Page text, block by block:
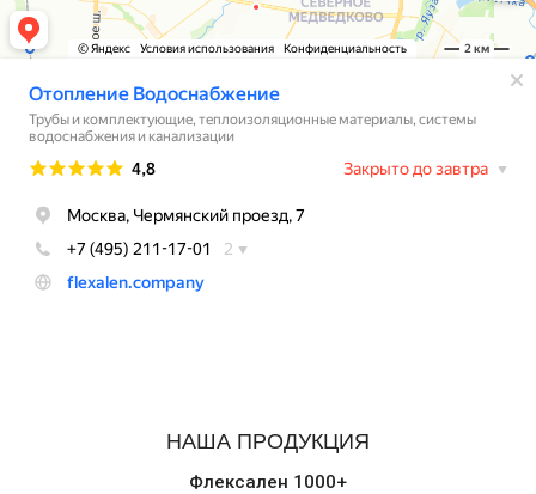
НАША ПРОДУКЦИЯ
Флексален 1000+